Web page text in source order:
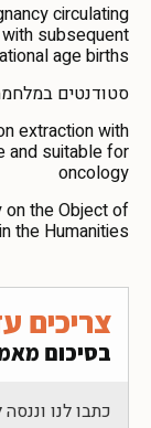
circulating
subsequent
age births
סטודנטים
extraction with
and suitable for
oncology
the Object of
the Humanities
צריכים
בסיכום
כתבו לנו